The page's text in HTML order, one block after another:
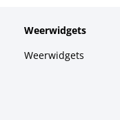
Weerwidgets
Weerwidgets